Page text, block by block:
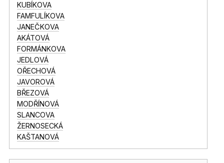
KUBÍKOVA
FAMFULÍKOVA
JANEČKOVA
AKÁTOVÁ
FORMÁNKOVA
JEDLOVÁ
OŘECHOVÁ
JAVOROVÁ
BŘEZOVÁ
MODŘÍNOVÁ
SLANCOVA
ŽERNOSECKÁ
KAŠTANOVÁ